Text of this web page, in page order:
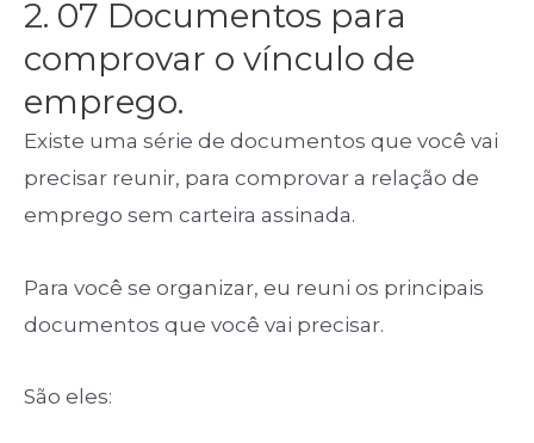
2. 07 Documentos para
comprovar o vínculo de
emprego.
Existe uma série de documentos que você vai
precisar reunir, para comprovar a relação de
emprego sem carteira assinada.
Para você se organizar, eu reuni os principais
documentos que você vai precisar.
São eles: